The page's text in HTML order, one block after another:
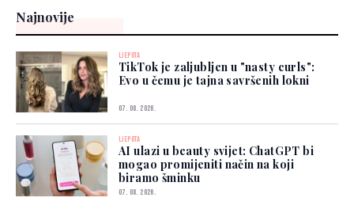
Najnovije
LJEPOTA
TikTok je zaljubljen u "nasty curls":
Evo u čemu je tajna savršenih lokni
07. 08. 2026.
LJEPOTA
AI ulazi u beauty svijet: ChatGPT bi
mogao promijeniti način na koji
biramo šminku
07. 08. 2026.